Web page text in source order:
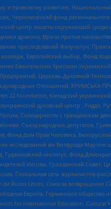
и правовому развитию,
Черноморский фонд регионального
центр защиты окружающей среды
дракона, Врачи против
преследований Фалуньгун,
Европейский выбор, Фонд
Евангельских Христиан
Церковь Духовной
Отношений, КРИМСЬКА
22 Foundation, Канадский украинский
духовный центр , Риддл,
Солидарность с гражданским
Съезд народных депутатов,
Фонд Дом Прав Человека,
исследований им Вилфрида
институт, Фонд
Иеговы, Гражданский Совет,
Глобальная сеть журналистов-
Rusos Libres, Союз за возвращение
Европа, Германское общество
for International Education, Cultural